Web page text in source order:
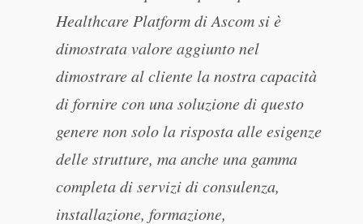
Healthcare Platform di Ascom si è
dimostrata valore aggiunto nel
dimostrare al cliente la nostra capacità
di fornire con una soluzione di questo
genere non solo la risposta alle esigenze
delle strutture, ma anche una gamma
completa di servizi di consulenza,
installazione, formazione,